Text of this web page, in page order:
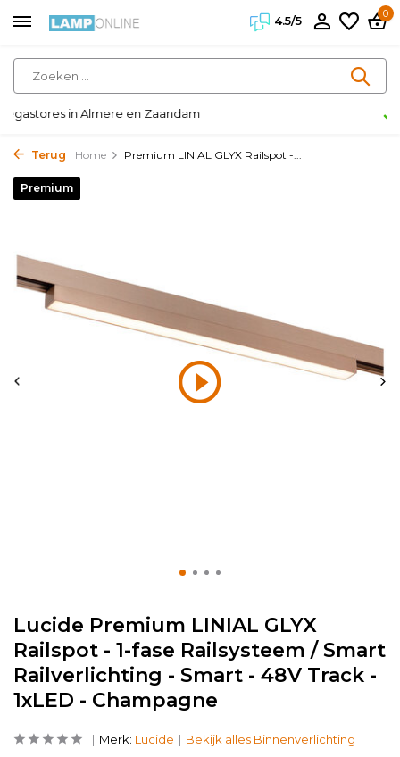
4.5/5
0
Klanten geven ons een 4.5/5
Terug Home Premium LINIAL GLYX Railspot -...
Lucide Premium LINIAL GLYX
Railspot - 1-fase Railsysteem / Smart
Railverlichting - Smart - 48V Track -
1xLED - Champagne
Premium
Merk: Lucide Bekijk alles Binnenverlichting